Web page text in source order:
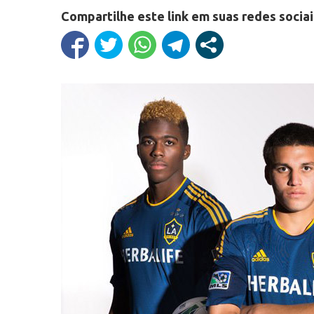
Compartilhe este link em suas redes